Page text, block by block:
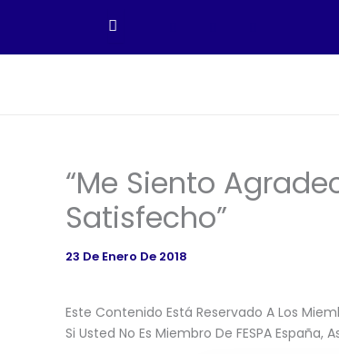
Contenido
“Me Siento
Satisfecho”
23 De Enero De 2018
Este Contenido Está Reservado A Los
Si Usted No Es Miembro De FESPA España,